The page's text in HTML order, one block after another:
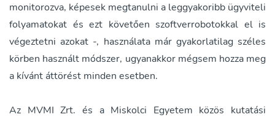
monitorozva, képesek megtanulni a leggyakoribb ügyviteli
folyamatokat és ezt követően szoftverrobotokkal el is
végeztetni azokat -, használata már gyakorlatilag széles
körben használt módszer, ugyanakkor mégsem hozza meg
a kívánt áttörést minden esetben.
Az MVMI Zrt. és a Miskolci Egyetem közös kutatási